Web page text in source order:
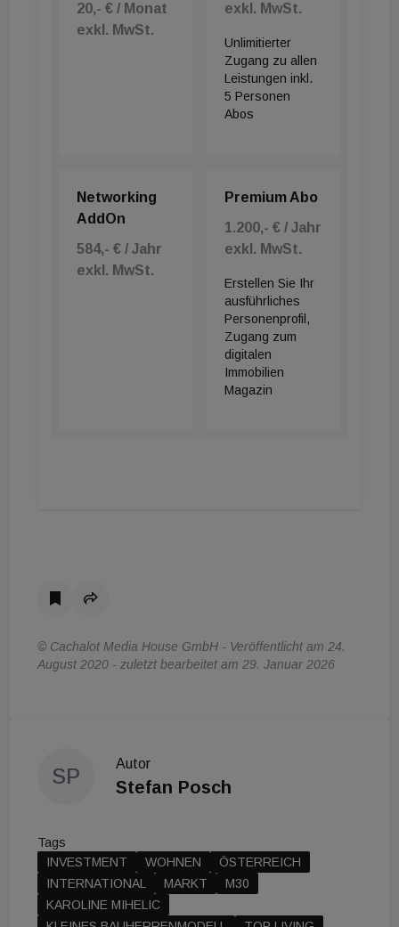
20,- € / Monat
exkl. MwSt.
exkl. MwSt.
Unlimitierter
Zugang zu allen
Leistungen inkl.
5 Personen
Abos
Networking
AddOn
584,- € / Jahr
exkl. MwSt.
Premium Abo
1.200,- € / Jahr
exkl. MwSt.
Erstellen Sie Ihr
ausführliches
Personenprofil,
Zugang zum
digitalen
Immobilien
Magazin
© Cachalot Media House GmbH - Veröffentlicht am 24.
August 2020 - zuletzt bearbeitet am 29. Januar 2026
SP
Autor
Stefan Posch
Tags
INVESTMENT
WOHNEN
ÖSTERREICH
INTERNATIONAL
MARKT
M30
KAROLINE MIHELIC